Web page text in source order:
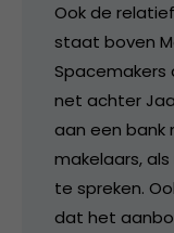
Ook de
staat boven
Spacemakers
net achter
aan een bank
makelaars,
te spreken.
dat het